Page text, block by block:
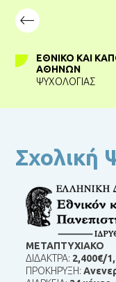
ΕΘΝΙΚΌ ΚΑΙ
ΑΘΗΝΏΝ
ΨΥΧΟΛΟΓΊΑΣ
Σχολική
ΜΕΤΑΠΤΥΧΙΑΚΟ
ΔΙΔΑΚΤΡΑ: 2,400€/
ΠΡΟΚΗΡΥΞΗ: